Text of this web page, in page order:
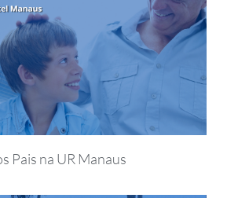
Pais na UR Manaus